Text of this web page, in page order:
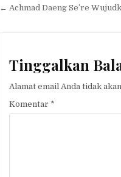
pos
← Achmad Daeng Se’re
Tinggalkan
Alamat email Anda tidak
Komentar *